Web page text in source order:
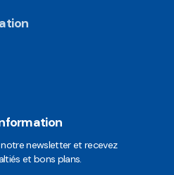
newsletter et recevez
et bons plans.